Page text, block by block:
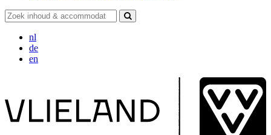
nl
de
en